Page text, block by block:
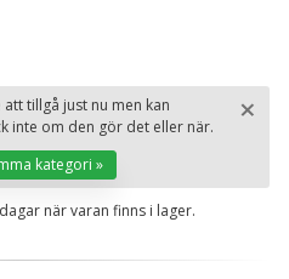
×
tillgå just nu men kan
inte om den gör det eller när.
kategori »
när varan finns i lager.